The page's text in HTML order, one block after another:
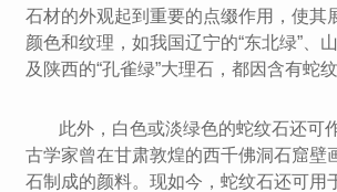
石材的外观起到重要的点缀作用，使其
颜色和纹理，如我国辽宁的“东北绿”、
及陕西的“孔雀绿”大理石，都因含有蛇
此外，白色或淡绿色的蛇纹石还可
古学家曾在甘肃敦煌的西千佛洞石窟壁
石制成的颜料。现如今，蛇纹石还可用